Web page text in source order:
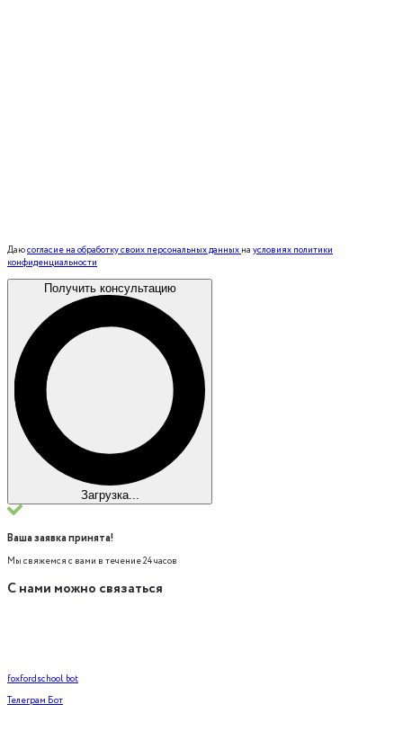
Даюсогласие на обработку своих персональных данных на условиях политики
конфиденциальности
Получить консультацию
Загрузка...
Ваша заявка принята!
Мы свяжемся с вами в течение 24 часов
С нами можно связаться
foxfordschool_bot
Телеграм Бот